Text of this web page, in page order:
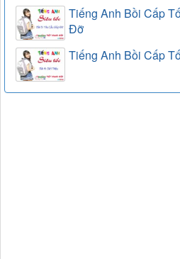
Tiếng Anh Bồi Cấp
Đỡ
Tiếng Anh Bồi Cấp